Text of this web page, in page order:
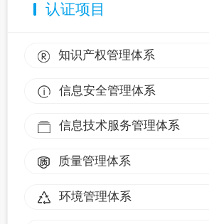
认证项目
知识产权管理体系
信息安全管理体系
信息技术服务管理体系
质量管理体系
环境管理体系